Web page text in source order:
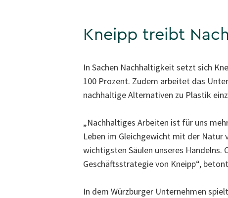
Kneipp treibt
In Sachen Nachhaltigkeit setzt sich
100 Prozent. Zudem arbeitet das
nachhaltige Alternativen zu Plastik
„Nachhaltiges Arbeiten ist für uns
Leben im Gleichgewicht mit der Natur
wichtigsten Säulen unseres
Geschäftsstrategie von Kneipp“,
In dem Würzburger Unternehmen